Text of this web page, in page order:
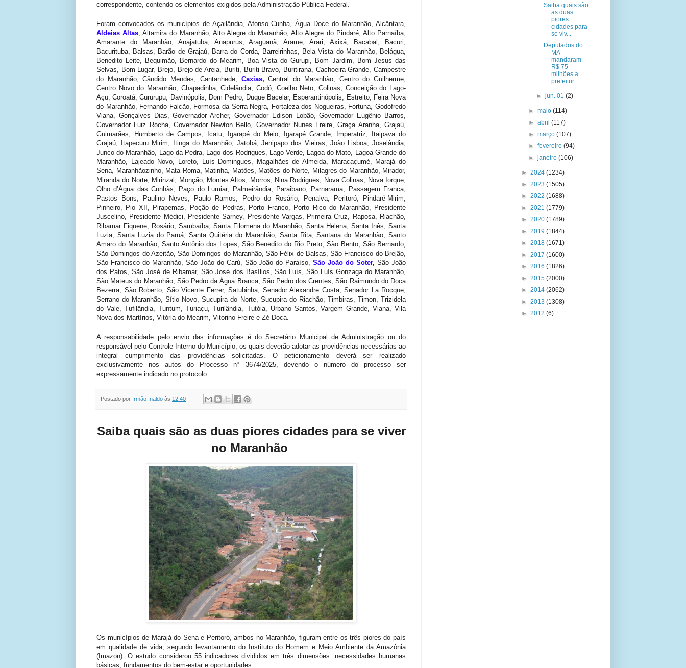
correspondente, contendo os elementos exigidos pela Administração Pública Federal.
Foram convocados os municípios de Açailândia, Afonso Cunha, Água Doce do Maranhão, Alcântara,
Aldeias Altas, Altamira do Maranhão, Alto Alegre do Maranhão, Alto Alegre do Pindaré, Alto Parnaíba,
Amarante do Maranhão, Anajatuba, Anapurus, Araguanã, Arame, Arari, Axixá, Bacabal, Bacuri,
Bacurituba, Balsas, Barão de Grajaú, Barra do Corda, Barreirinhas, Bela Vista do Maranhão, Belágua,
Benedito Leite, Bequimão, Bernardo do Mearim, Boa Vista do Gurupi, Bom Jardim, Bom Jesus das
Selvas, Bom Lugar, Brejo, Brejo de Areia, Buriti, Buriti Bravo, Buritirana, Cachoeira Grande, Campestre
do Maranhão, Cândido Mendes, Cantanhede, Caxias, Central do Maranhão, Centro do Guilherme,
Centro Novo do Maranhão, Chapadinha, Cidelândia, Codó, Coelho Neto, Colinas, Conceição do Lago-
Açu, Coroatá, Cururupu, Davinópolis, Dom Pedro, Duque Bacelar, Esperantinópolis, Estreito, Feira Nova
do Maranhão, Fernando Falcão, Formosa da Serra Negra, Fortaleza dos Nogueiras, Fortuna, Godofredo
Viana, Gonçalves Dias, Governador Archer, Governador Edison Lobão, Governador Eugênio Barros,
Governador Luiz Rocha, Governador Newton Bello, Governador Nunes Freire, Graça Aranha, Grajaú,
Guimarães, Humberto de Campos, Icatu, Igarapé do Meio, Igarapé Grande, Imperatriz, Itaipava do
Grajaú, Itapecuru Mirim, Itinga do Maranhão, Jatobá, Jenipapo dos Vieiras, João Lisboa, Joselândia,
Junco do Maranhão, Lago da Pedra, Lago dos Rodrigues, Lago Verde, Lagoa do Mato, Lagoa Grande do
Maranhão, Lajeado Novo, Loreto, Luís Domingues, Magalhães de Almeida, Maracaçumé, Marajá do
Sena, Maranhãozinho, Mata Roma, Matinha, Matões, Matões do Norte, Milagres do Maranhão, Mirador,
Miranda do Norte, Mirinzal, Monção, Montes Altos, Morros, Nina Rodrigues, Nova Colinas, Nova Iorque,
Olho d’Água das Cunhãs, Paço do Lumiar, Palmeirândia, Paraibano, Parnarama, Passagem Franca,
Pastos Bons, Paulino Neves, Paulo Ramos, Pedro do Rosário, Penalva, Peritoró, Pindaré-Mirim,
Pinheiro, Pio XII, Pirapemas, Poção de Pedras, Porto Franco, Porto Rico do Maranhão, Presidente
Juscelino, Presidente Médici, Presidente Sarney, Presidente Vargas, Primeira Cruz, Raposa, Riachão,
Ribamar Fiquene, Rosário, Sambaíba, Santa Filomena do Maranhão, Santa Helena, Santa Inês, Santa
Luzia, Santa Luzia do Paruá, Santa Quitéria do Maranhão, Santa Rita, Santana do Maranhão, Santo
Amaro do Maranhão, Santo Antônio dos Lopes, São Benedito do Rio Preto, São Bento, São Bernardo,
São Domingos do Azeitão, São Domingos do Maranhão, São Félix de Balsas, São Francisco do Brejão,
São Francisco do Maranhão, São João do Carú, São João do Paraíso, São João do Soter,São João
dos Patos, São José de Ribamar, São José dos Basílios, São Luís, São Luís Gonzaga do Maranhão,
São Mateus do Maranhão, São Pedro da Água Branca, São Pedro dos Crentes, São Raimundo do Doca
Bezerra, São Roberto, São Vicente Ferrer, Satubinha, Senador Alexandre Costa, Senador La Rocque,
Serrano do Maranhão, Sítio Novo, Sucupira do Norte, Sucupira do Riachão, Timbiras, Timon, Trizidela
do Vale, Tufilândia, Tuntum, Turiaçu, Turilândia, Tutóia, Urbano Santos, Vargem Grande, Viana, Vila
Nova dos Martírios, Vitória do Mearim, Vitorino Freire e Zé Doca.
A responsabilidade pelo envio das informações é do Secretário Municipal de Administração ou do
responsável pelo Controle Interno do Município, os quais deverão adotar as providências necessárias ao
integral cumprimento das providências solicitadas. O peticionamento deverá ser realizado
exclusivamente nos autos do Processo nº 3674/2025, devendo o número do processo ser
expressamente indicado no protocolo.
Postado por Irmão Inaldo às 12:40
Saiba quais são as duas piores cidades para se viver
no Maranhão
Os municípios de Marajá do Sena e Peritoró, ambos no Maranhão, figuram entre os três piores do país
em qualidade de vida, segundo levantamento do Instituto do Homem e Meio Ambiente da Amazônia
(Imazon). O estudo considerou 55 indicadores divididos em três dimensões: necessidades humanas
básicas, fundamentos do bem-estar e oportunidades.
Saiba quais são
as duas
piores
cidades para
se viv...
Deputados do
MA
mandaram
R$ 75
milhões a
prefeitur...
► jun. 01 (2)
►maio(114)
►abril(117)
►março(107)
►fevereiro(94)
►janeiro(106)
► 2024 (1234)
► 2023 (1505)
► 2022 (1688)
► 2021 (1779)
► 2020 (1789)
► 2019 (1844)
► 2018 (1671)
► 2017 (1600)
► 2016 (1826)
► 2015 (2000)
► 2014 (2062)
► 2013 (1308)
► 2012 (6)